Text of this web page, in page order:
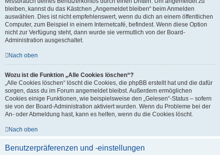
bleiben, kannst du das Kästchen „Angemeldet bleiben“ beim Anmelden
auswählen. Dies ist nicht empfehlenswert, wenn du dich an einem öffentlichen
Computer, zum Beispiel in einem Internetcafé, befindest. Wenn diese Option
nicht zur Verfügung steht, dann wurde sie vermutlich von der Board-
Administration ausgeschaltet.
Nach oben
Wozu ist die Funktion „Alle Cookies löschen“?
„Alle Cookies löschen“ löscht die Cookies, die phpBB erstellt hat und die dafür
sorgen, dass du im Forum angemeldet bleibst. Außerdem ermöglichen
Cookies einige Funktionen, wie beispielsweise den „Gelesen“-Status – sofern
sie von der Board-Administration aktiviert wurden. Wenn du Probleme bei der
An- oder Abmeldung hast, kann es helfen, wenn du die Cookies löscht.
Nach oben
Benutzerpräferenzen und -einstellungen